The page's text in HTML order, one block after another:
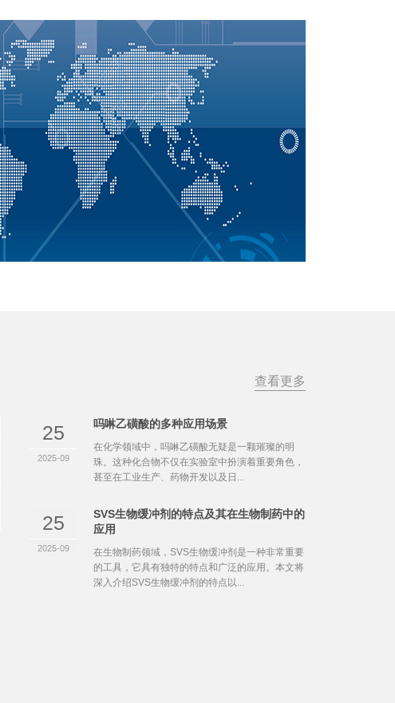
查看更多
25
2025-09
吗啉乙磺酸的多种应用场景
在化学领域中，吗啉乙磺酸无疑是一颗璀璨的明
珠。这种化合物不仅在实验室中扮演着重要角色，
甚至在工业生产、药物开发以及日...
25
2025-09
SVS生物缓冲剂的特点及其在生物制药中的
应用
在生物制药领域，SVS生物缓冲剂是一种非常重要
的工具，它具有独特的特点和广泛的应用。本文将
深入介绍SVS生物缓冲剂的特点以...